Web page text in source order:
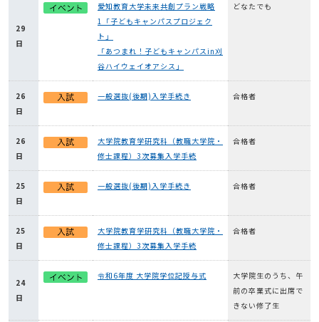
29
日
愛知教育大学未来共創プラン戦略
1「子どもキャンパスプロジェク
ト」
「あつまれ！子どもキャンパスin刈
谷ハイウェイオアシス」
どなたでも
26
日
一般選抜(後期)入学手続き 合格者
26
日
大学院教育学研究科（教職大学院・
修士課程）3次募集入学手続
合格者
25
日
一般選抜(後期)入学手続き 合格者
25
日
大学院教育学研究科（教職大学院・
修士課程）3次募集入学手続
合格者
24
日
令和6年度 大学院学位記授与式
大学院生のうち、午
前の卒業式に出席で
きない修了生